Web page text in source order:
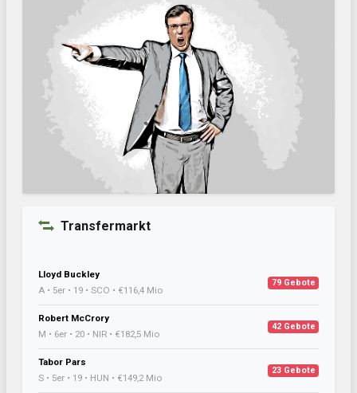
Transfermarkt
Lloyd Buckley
A • 5er • 19 • SCO • €116,4 Mio
79 Gebote
Robert McCrory
M • 6er • 20 • NIR • €182,5 Mio
42 Gebote
Tabor Pars
S • 5er • 19 • HUN • €149,2 Mio
23 Gebote